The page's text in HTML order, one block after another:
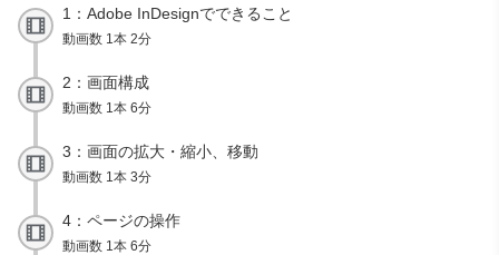
1：Adobe InDesignでできること
動画数 1本 2分
2：画面構成
動画数 1本 6分
3：画面の拡大・縮小、移動
動画数 1本 3分
4：ページの操作
動画数 1本 6分